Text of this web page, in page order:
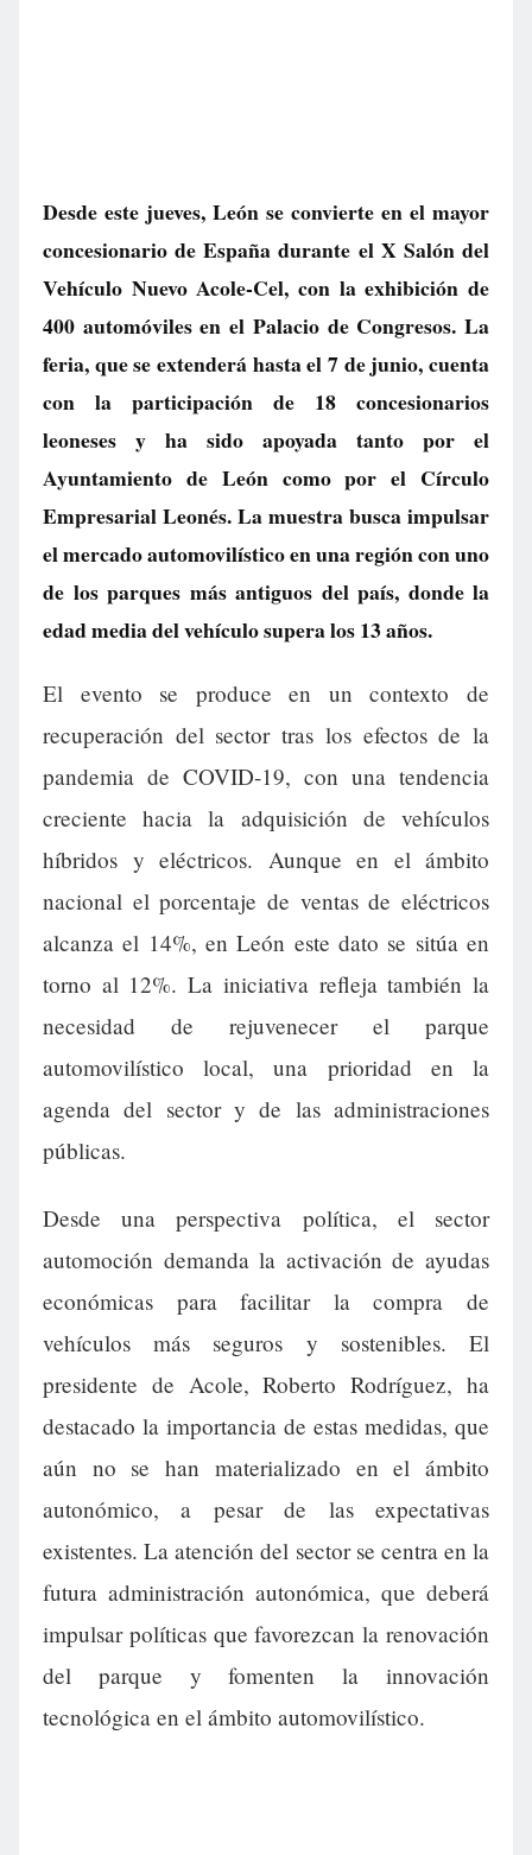
Desde este jueves, León se convierte en el mayor
concesionario de España durante el X Salón del
Vehículo Nuevo Acole-Cel, con la exhibición de
400 automóviles en el Palacio de Congresos. La
feria, que se extenderá hasta el 7 de junio, cuenta
con la participación de 18 concesionarios
leoneses y ha sido apoyada tanto por el
Ayuntamiento de León como por el Círculo
Empresarial Leonés. La muestra busca impulsar
el mercado automovilístico en una región con uno
de los parques más antiguos del país, donde la
edad media del vehículo supera los 13 años.
El evento se produce en un contexto de
recuperación del sector tras los efectos de la
pandemia de COVID-19, con una tendencia
creciente hacia la adquisición de vehículos
híbridos y eléctricos. Aunque en el ámbito
nacional el porcentaje de ventas de eléctricos
alcanza el 14%, en León este dato se sitúa en
torno al 12%. La iniciativa refleja también la
necesidad de rejuvenecer el parque
automovilístico local, una prioridad en la
agenda del sector y de las administraciones
públicas.
Desde una perspectiva política, el sector
automoción demanda la activación de ayudas
económicas para facilitar la compra de
vehículos más seguros y sostenibles. El
presidente de Acole, Roberto Rodríguez, ha
destacado la importancia de estas medidas, que
aún no se han materializado en el ámbito
autonómico, a pesar de las expectativas
existentes. La atención del sector se centra en la
futura administración autonómica, que deberá
impulsar políticas que favorezcan la renovación
del parque y fomenten la innovación
tecnológica en el ámbito automovilístico.